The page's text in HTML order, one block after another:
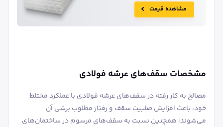
مشاهده قیمت
مشخصات سقف‌های عرشه فولادی
مصالح به کار رفته در سقف‌های عرشه فولادی با عملکرد مختلط
خود، باعث افزایش صلبیت سقف و رفتار مطلوب برشی آن
می‌شوند؛ همچنین نسبت به سقف‌های مرسوم در ساختمان‌های